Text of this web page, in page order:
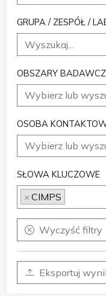
GRUPA / ZESPÓŁ /
OBSZARY
OSOBA
SŁOWA KLUCZOWE
× CIMPS
Wyczyść filtry
Eksportuj